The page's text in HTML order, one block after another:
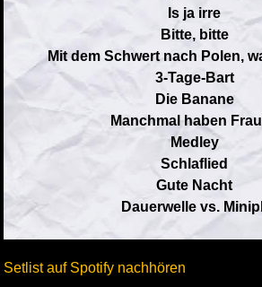
Is ja irre
Bitte, bitte
Mit dem Schwert nach Polen,
3-Tage-Bart
Die Banane
Manchmal haben
Medley
Schlaflied
Gute Nacht
Dauerwelle vs.
Setlist auf Spotify nachhören